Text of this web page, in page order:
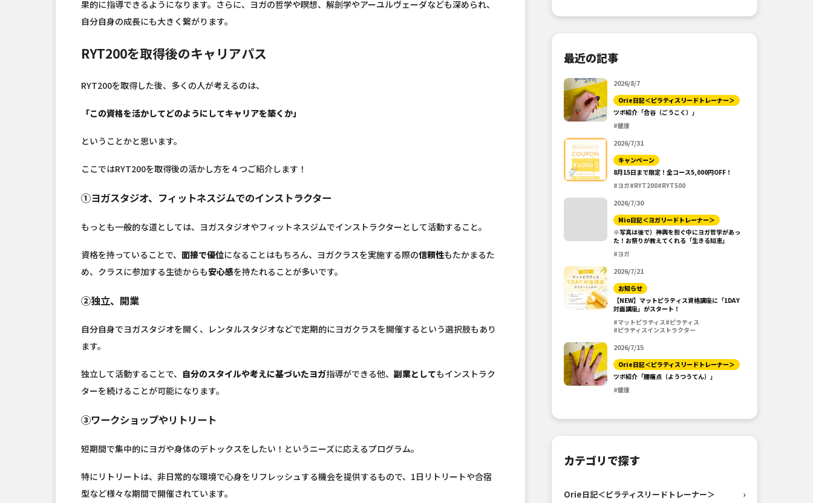
果的に指導できるようになります。さらに、ヨガの哲学や瞑想、解剖学やアーユルヴェーダなども深められ、
自分自身の成長にも大きく繋がります。
RYT200を取得後のキャリアパス
RYT200を取得した後、多くの人が考えるのは、
「この資格を活かしてどのようにしてキャリアを築くか」
ということかと思います。
ここではRYT200を取得後の活かし方を４つご紹介します！
①ヨガスタジオ、フィットネスジムでのインストラクター
もっとも一般的な道としては、ヨガスタジオやフィットネスジムでインストラクターとして活動すること。
資格を持っていることで、 面接で優位になることはもちろん、ヨガクラスを実施する際の信頼性もたかまるた
め、クラスに参加する生徒からも安心感を持たれることが多いです。
②独立、開業
自分自身でヨガスタジオを開く、レンタルスタジオなどで定期的にヨガクラスを開催するという選択肢もあり
ます。
独立して活動することで、 自分のスタイルや考えに基づいたヨガ指導ができる他、 副業としてもインストラク
ターを続けることが可能になります。
③ワークショップやリトリート
短期間で集中的にヨガや身体のデトックスをしたい！というニーズに応えるプログラム。
特にリトリートは、非日常的な環境で心身をリフレッシュする機会を提供するもので、1日リトリートや合宿
型など様々な期間で開催されています。
最近の記事
2026/8/7
Orie日記＜ピラティスリードトレーナー＞
ツボ紹介「合谷（ごうこく）」
#健康
2026/7/31
キャンペーン
8月15日まで限定！全コース5,000円OFF！
#ヨガ#RYT200#RYT500
2026/7/30
Mio日記＜ヨガリードトレーナー＞
※写真は後で）神輿を担ぐ中にヨガ哲学があっ
た！お祭りが教えてくれる「生きる知恵」
#ヨガ
2026/7/21
お知らせ
【NEW】マットピラティス資格講座に「1DAY
対面講座」がスタート！
#マットピラティス#ピラティス
#ピラティスインストラクター
2026/7/15
Orie日記＜ピラティスリードトレーナー＞
ツボ紹介「腰痛点（ようつうてん）」
#健康
カテゴリで探す
Orie日記＜ピラティスリードトレーナー＞ ›